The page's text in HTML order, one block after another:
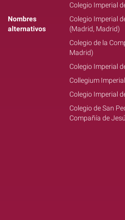
Colegio Imperial
Nombres
alternativos
Colegio Imperial
(Madrid, Madrid)
Colegio de la
Madrid)
Colegio Imperial
Collegium
Colegio Imperial
Colegio de San
Compañía de